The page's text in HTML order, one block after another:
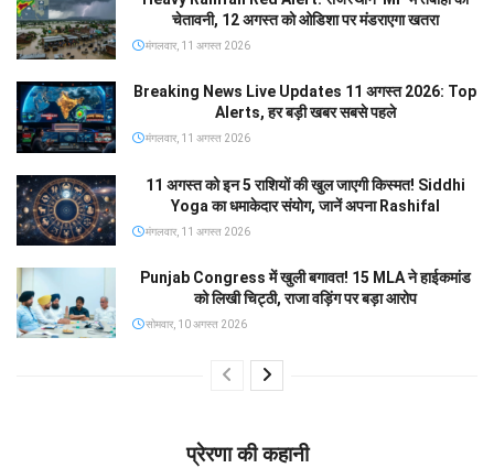
चेतावनी, 12 अगस्त को ओडिशा पर मंडराएगा खतरा
मंगलवार, 11 अगस्त 2026
Breaking News Live Updates 11 अगस्त 2026: Top
Alerts, हर बड़ी खबर सबसे पहले
मंगलवार, 11 अगस्त 2026
11 अगस्त को इन 5 राशियों की खुल जाएगी किस्मत! Siddhi
Yoga का धमाकेदार संयोग, जानें अपना Rashifal
मंगलवार, 11 अगस्त 2026
Punjab Congress में खुली बगावत! 15 MLA ने हाईकमांड
को लिखी चिट्ठी, राजा वड़िंग पर बड़ा आरोप
सोमवार, 10 अगस्त 2026
प्रेरणा की कहानी